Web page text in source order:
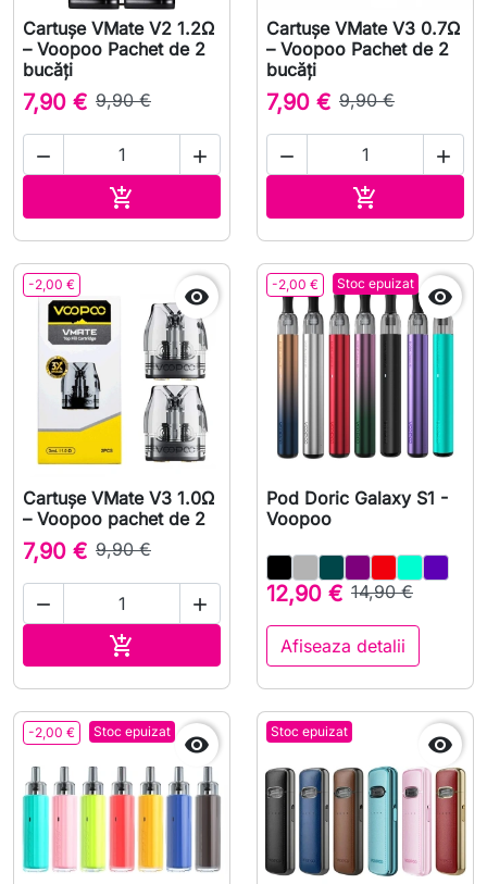
Cartușe VMate V2 1.2Ω
– Voopoo Pachet de 2
bucăți
7,90 € 9,90 €
 

Cartușe VMate V3 0.7Ω
– Voopoo Pachet de 2
bucăți
7,90 € 9,90 €
 

-2,00 € 
Cartușe VMate V3 1.0Ω
– Voopoo pachet de 2
7,90 € 9,90 €
 

-2,00 € Stoc epuizat

Pod Doric Galaxy S1 -
Voopoo
12,90 € 14,90 €
Afiseaza detalii
-2,00 € Stoc epuizat

Stoc epuizat
